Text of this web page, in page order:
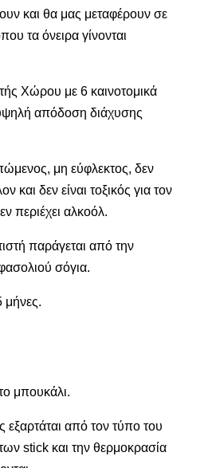
και θα μας μεταφέρουν σε
τα όνειρα γίνονται
Χώρου με 6 καινοτομικά
απόδοση διάχυσης
μη εύφλεκτος, δεν
και δεν είναι τοξικός για τον
περιέχει αλκοόλ.
παράγεται από την
σόγια.
μήνες.
μπουκάλι.
από τον τύπο του
stick και την θερμοκρασία